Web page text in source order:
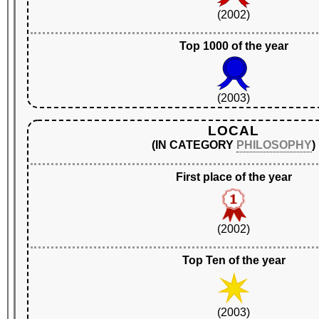
(2002)
Top 1000 of the year
(2003)
LOCAL
(IN CATEGORY PHILOSOPHY)
First place of the year
(2002)
Top Ten of the year
(2003)